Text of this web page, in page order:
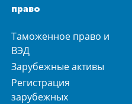
право
Таможенное право и
ВЭД
Зарубежные активы
Регистрация
зарубежных